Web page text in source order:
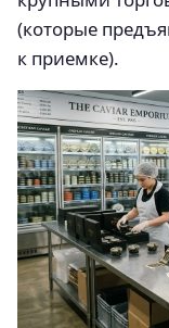
(которые
к приемке).